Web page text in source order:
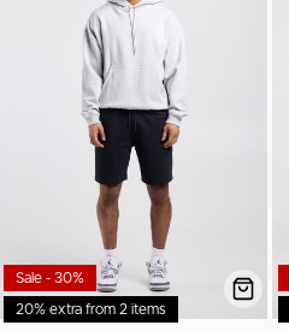
20% extra from 2 items
Sale - 30%